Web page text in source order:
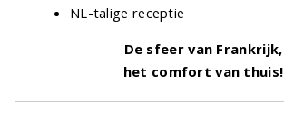
NL-talige receptie
De sfeer van Frankrijk,
het comfort van thuis!